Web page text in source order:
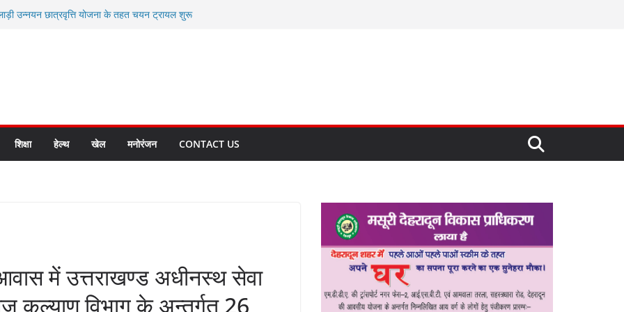
उन्नयन छात्रवृत्ति योजना के तहत चयन ट्रायल शुरू
आपदा मित्र कैडेट्स का हुआ है चयन
की सबसे बड़ी ताकत : मुख्यमंत्री पुष्कर सिंह धामी
बनाने के संकल्प को करना होगा साकार- मुख्यमंत्री
शिक्षा हेल्थ खेल मनोरंजन CONTACT US
में उत्तराखण्ड अधीनस्थ सेवा
कल्याण विभाग के अन्तर्गत 26